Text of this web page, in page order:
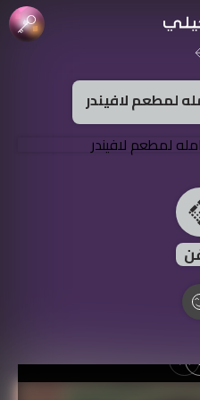
لمطعم لافيندر
من فن